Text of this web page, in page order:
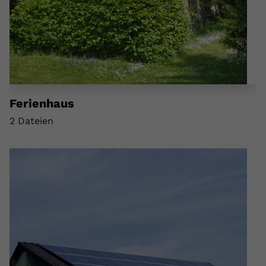
Ferienhaus
2 Dateien
Name yt.innertube::requests
Anbieter youtube.com
Laufzeit Session
Zweck
gesehen hat.
Dieser von YouTube gesetzte Cookie